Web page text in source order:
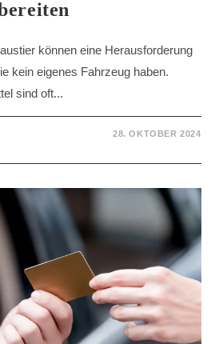
können eine Herausforderung
kein eigenes Fahrzeug haben.
sind oft...
28. OKTOBER 2024